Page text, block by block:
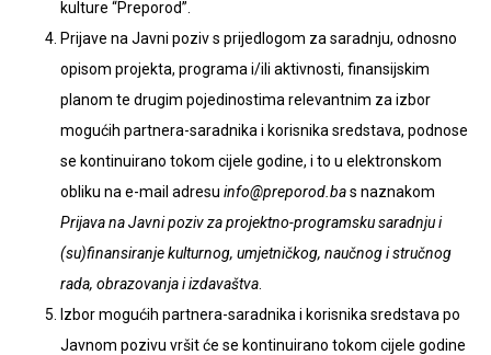
kulture “Preporod”.
Prijave na Javni poziv s prijedlogom za saradnju, odnosno
opisom projekta, programa i/ili aktivnosti, finansijskim
planom te drugim pojedinostima relevantnim za izbor
mogućih partnera-saradnika i korisnika sredstava, podnose
se kontinuirano tokom cijele godine, i to u elektronskom
obliku na e-mail adresu info@preporod.bas naznakom
Prijava na Javni poziv za projektno-programsku saradnju i
(su)finansiranje kulturnog, umjetničkog, naučnog i stručnog
rada, obrazovanja i izdavaštva
Izbor mogućih partnera-saradnika i korisnika sredstava po
Javnom pozivu vršit će se kontinuirano tokom cijele godine